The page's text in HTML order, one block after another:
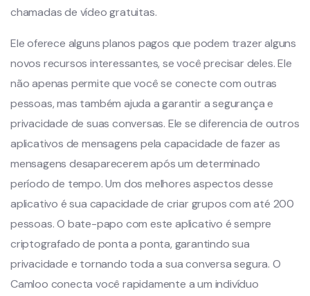
chamadas de vídeo gratuitas.
Ele oferece alguns planos pagos que podem trazer alguns
novos recursos interessantes, se você precisar deles. Ele
não apenas permite que você se conecte com outras
pessoas, mas também ajuda a garantir a segurança e
privacidade de suas conversas. Ele se diferencia de outros
aplicativos de mensagens pela capacidade de fazer as
mensagens desaparecerem após um determinado
período de tempo. Um dos melhores aspectos desse
aplicativo é sua capacidade de criar grupos com até 200
pessoas. O bate-papo com este aplicativo é sempre
criptografado de ponta a ponta, garantindo sua
privacidade e tornando toda a sua conversa segura. O
Camloo conecta você rapidamente a um indivíduo